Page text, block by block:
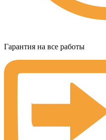
Гарантия на все работы